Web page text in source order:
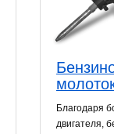
Благодаря
двигателя,